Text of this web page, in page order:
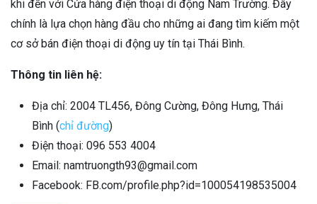
khi đến với Cửa hàng điện thoại di động Nam Trường. Đây
chính là lựa chọn hàng đầu cho những ai đang tìm kiếm một
cơ sở bán điện thoại di động uy tín tại Thái Bình.
Thông tin liên hệ:
Địa chỉ: 2004 TL456, Đông Cường, Đông Hưng, Thái
Bình (chỉ đường)
Điện thoại: 096 553 4004
Email: namtruongth93@gmail.com
Facebook: FB.com/profile.php?id=100054198535004